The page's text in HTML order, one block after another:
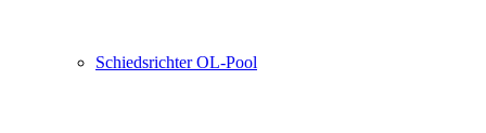
Schiedsrichter OL-Pool